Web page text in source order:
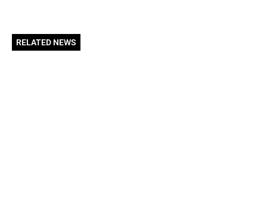
RELATED NEWS